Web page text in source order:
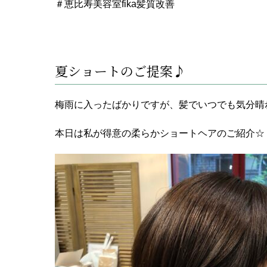
＃恵比寿美容室fika髪質改善
夏ショートのご提案♪
梅雨に入ったばかりですが、髪でいつでも気分晴
本日は私が得意の柔らかショートヘアのご紹介☆